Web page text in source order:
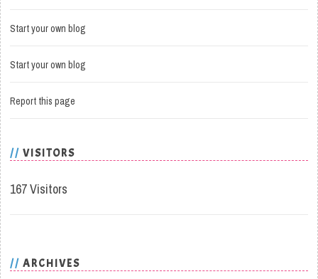
Start your own blog
Start your own blog
Report this page
VISITORS
167 Visitors
ARCHIVES